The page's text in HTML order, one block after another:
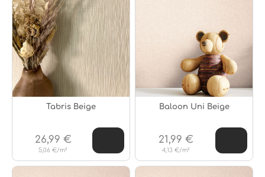
Tabris Beige
5,06 €/m²
26,99 €
Baloon Uni Beige
4,13 €/m²
21,99 €